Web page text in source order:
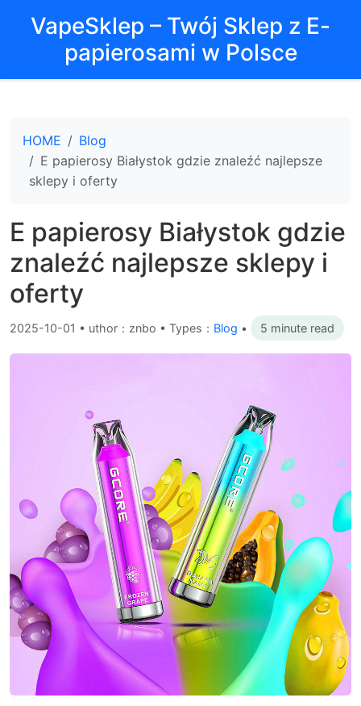
VapeSklep – Twój Sklep z E-
papierosami w Polsce
HOME
Blog
E papierosy Białystok gdzie znaleźć najlepsze
sklepy i oferty
E papierosy Białystok gdzie
znaleźć najlepsze sklepy i
oferty
2025-10-01 • uthor：znbo • Types： Blog • 5 minute read